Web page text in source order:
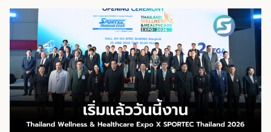
เมี่ยง) ปลูกออร์แกนิคแบบ 100% มาชงให้กับผู้ที่สนใจได้ชิม
และวิสาหกิจชุมชนแปรรูปสมุนไพร ‘ท่าสุด’ ที่นำมา
ผลิตภัณฑ์สมุนไพร ตอบโจทย์คนเมืองปวดหัวไหล่ นอนไม่
หลับ และเครียดสะสมจากงาน นอกจากนี้ ยังมีการ Work
Shop ทำยาดมสมุนไพร ภายในบูธอีกด้วย งาน Thailand
Wellness & Healthcare Expo x SPORTEC Thailand
2026 พร้อมเปิดประตูสู่โลกแห่งนวัตกรรมสุขภาพ ฟิตเนส
กีฬา และเวลเนส ที่รวบรวมผู้ประกอบการ แบรนด์ชั้นนำ และ
เทคโนโลยีจากไทยและต่างประเทศไว้ในงานเดียว […]